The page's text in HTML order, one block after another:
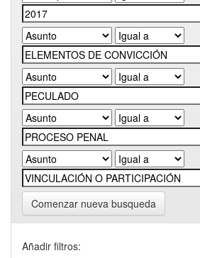
Comenzar nueva busqueda
Añadir filtros: